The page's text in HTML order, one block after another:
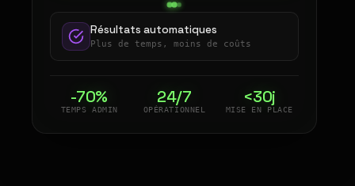
Résultats automatiques
Plus de temps, moins de coûts
-70%
TEMPS ADMIN
24/7
OPÉRATIONNEL
<30j
MISE EN PLACE